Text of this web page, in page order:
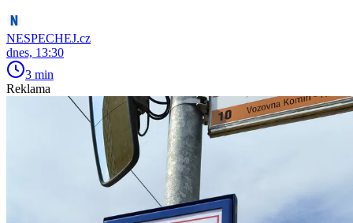
NESPECHEJ.cz
dnes, 13:30
3 min
Reklama